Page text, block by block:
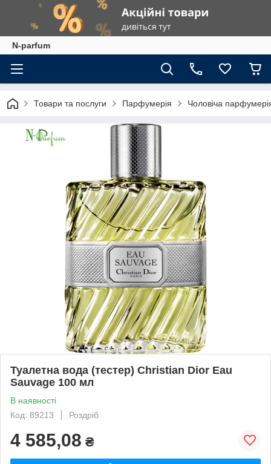
N-parfum
Товари та послуги Парфумерія Чоловіча
Туалетна вода (тестер) Christian Dior Eau
Sauvage 100 мл
В наявності
Код: 89213
Роздріб
4 585,08 ₴